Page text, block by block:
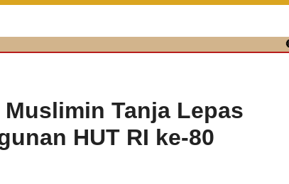
Tanja Lepas
HUT RI ke-80